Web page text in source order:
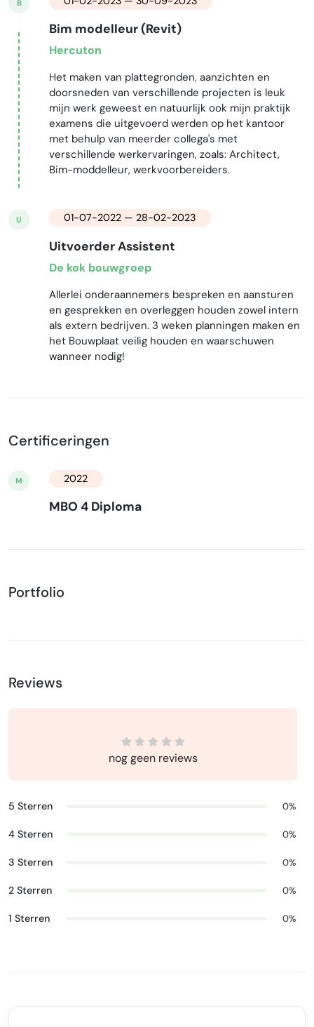
B
Bim modelleur (Revit)
Hercuton
Het maken van plattegronden, aanzichten en
doorsneden van verschillende projecten is leuk
mijn werk geweest en natuurlijk ook mijn praktijk
examens die uitgevoerd werden op het kantoor
met behulp van meerder collega's met
verschillende werkervaringen, zoals: Architect,
Bim-moddelleur, werkvoorbereiders.
U 01-07-2022 — 28-02-2023
Uitvoerder Assistent
De kok bouwgroep
Allerlei onderaannemers bespreken en aansturen
en gesprekken en overleggen houden zowel intern
als extern bedrijven. 3 weken planningen maken en
het Bouwplaat veilig houden en waarschuwen
wanneer nodig!
Certificeringen
M 2022
MBO 4 Diploma
Portfolio
Reviews
nog geen reviews
5 Sterren 0%
4 Sterren 0%
3 Sterren 0%
2 Sterren 0%
1 Sterren 0%